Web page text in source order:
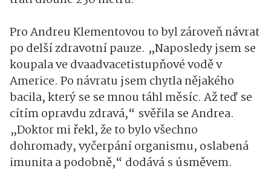
Pro Andreu Klementovou to byl zároveň návrat
po delší zdravotní pauze. „Naposledy jsem se
koupala ve dvaadvacetistupňové vodě v
Americe. Po návratu jsem chytla nějakého
bacila, který se se mnou táhl měsíc. Až teď se
cítím opravdu zdravá,“ svěřila se Andrea.
„Doktor mi řekl, že to bylo všechno
dohromady, vyčerpání organismu, oslabená
imunita a podobně,“ dodává s úsměvem.